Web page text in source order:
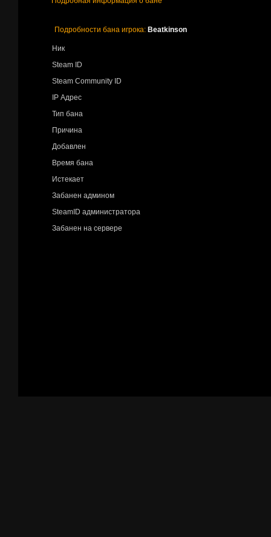
Подробности бана игрока: Beatkinson
Ник
Steam ID
Steam Community ID
IP Адрес
Тип бана
Причина
Добавлен
Время бана
Истекает
Забанен админом
SteamID администратора
Забанен на сервере